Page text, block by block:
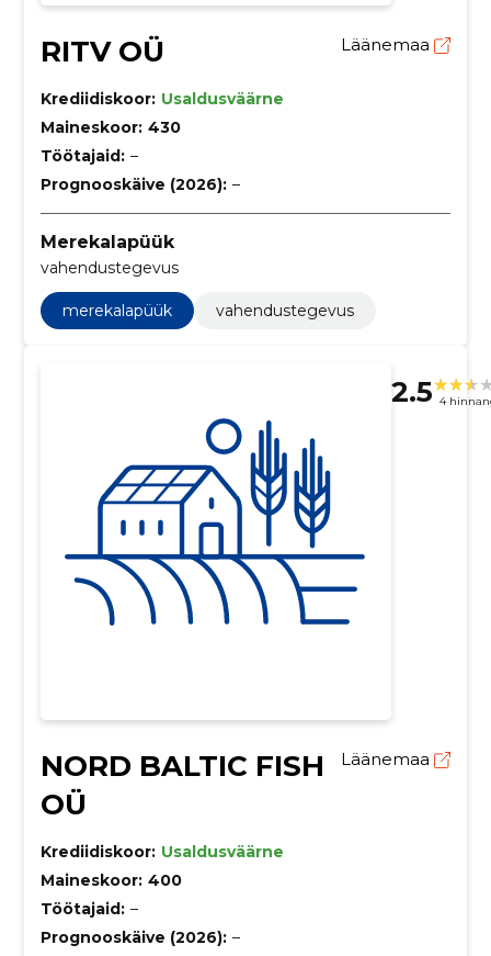
RITV OÜ Läänemaa
Krediidiskoor: Usaldusväärne
Maineskoor: 430
Töötajaid: –
Prognooskäive (2026): –
Merekalapüük
vahendustegevus
merekalapüük vahendustegevus
2.5 4
NORD BALTIC FISH
OÜ
Läänemaa
Krediidiskoor: Usaldusväärne
Maineskoor: 400
Töötajaid: –
Prognooskäive (2026): –